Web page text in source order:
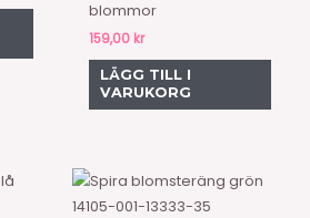
blommor
159,00 kr
LÄGG TILL I
VARUKORG
14105-001-13333-35